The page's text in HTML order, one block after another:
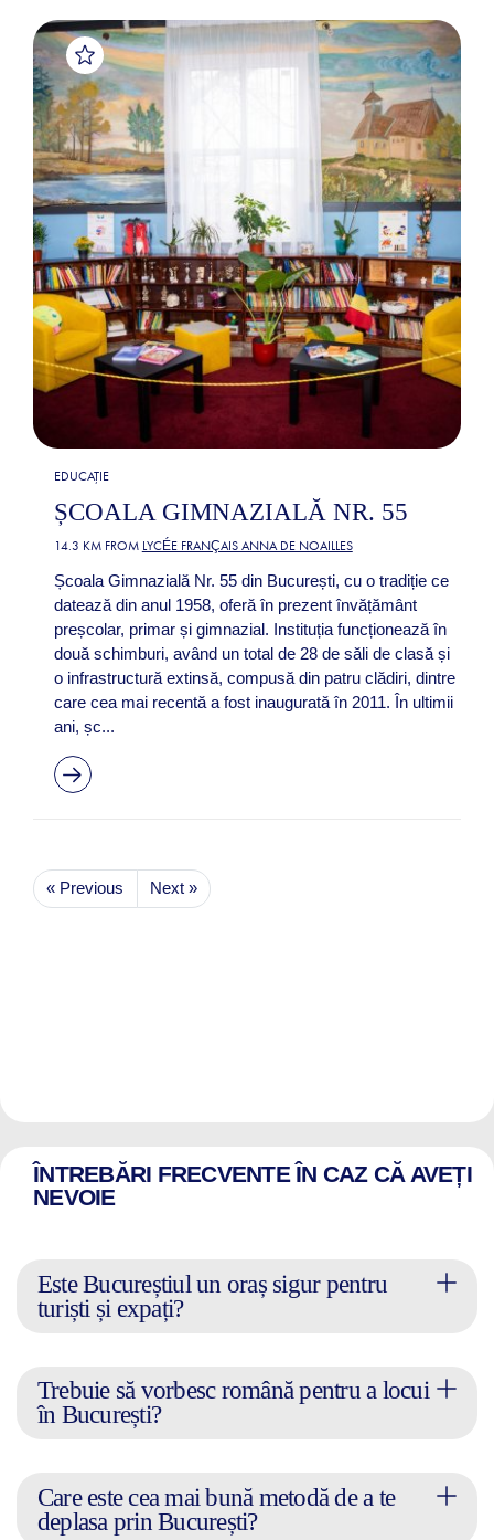
EDUCAȚIE
ȘCOALA GIMNAZIALĂ NR. 55
14.3 KM FROM LYCÉE FRANÇAIS ANNA DE NOAILLES
Școala Gimnazială Nr. 55 din București, cu o tradiție ce
datează din anul 1958, oferă în prezent învățământ
preșcolar, primar și gimnazial. Instituția funcționează în
două schimburi, având un total de 28 de săli de clasă și
o infrastructură extinsă, compusă din patru clădiri, dintre
care cea mai recentă a fost inaugurată în 2011. În ultimii
ani, șc...
« Previous Next »
ÎNTREBĂRI FRECVENTE ÎN CAZ CĂ AVEȚI
NEVOIE
Este Bucureștiul un oraș sigur pentru
turiști și expați?
Trebuie să vorbesc română pentru a locui
în București?
Care este cea mai bună metodă de a te
deplasa prin București?